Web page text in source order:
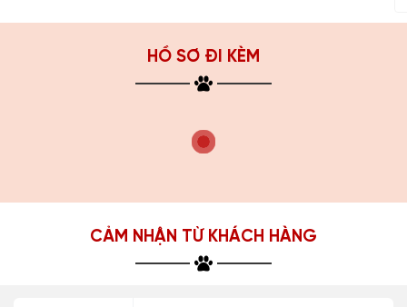
HỒ SƠ ĐI KÈM
CẢM NHẬN TỪ KHÁCH HÀNG